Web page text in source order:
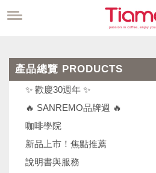
產品總覽 PRODUCTS
✨ 歡慶30週年 ✨
🔥 SANREMO品牌週 🔥
咖啡學院
新品上市！焦點推薦
說明書與服務